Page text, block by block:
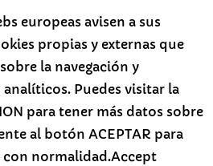
europeas avisen a sus
propias y externas que
la navegación y
Puedes visitar la
para tener más datos sobre
al botón ACEPTAR para
con normalidad.Accept